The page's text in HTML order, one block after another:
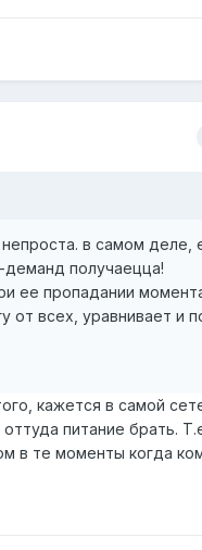
в самом деле,
деманд получаецца!
ее пропадании
от всех, уравнивает и
кажется в самой
питание брать.
в те моменты когда